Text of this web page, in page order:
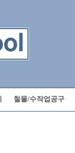
철물/수작업공구